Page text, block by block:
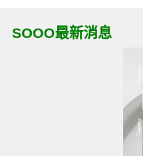
SOOO最新消息